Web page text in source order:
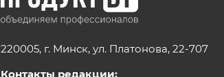
220005, г. Минск, ул. Платонова, 22-707
Контакты редакции: